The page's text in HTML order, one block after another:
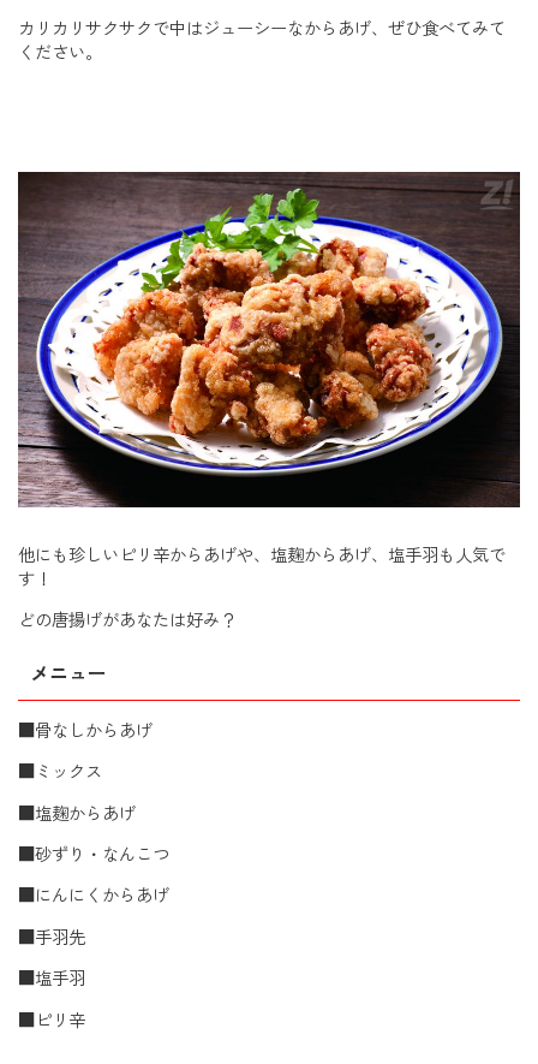
カリカリサクサクで中はジューシーなからあげ、ぜひ食べてみて
ください。
他にも珍しいピリ辛からあげや、塩麹からあげ、塩手羽も人気で
す！
どの唐揚げがあなたは好み？
メニュー
■骨なしからあげ
■ミックス
■塩麹からあげ
■砂ずり・なんこつ
■にんにくからあげ
■手羽先
■塩手羽
■ピリ辛